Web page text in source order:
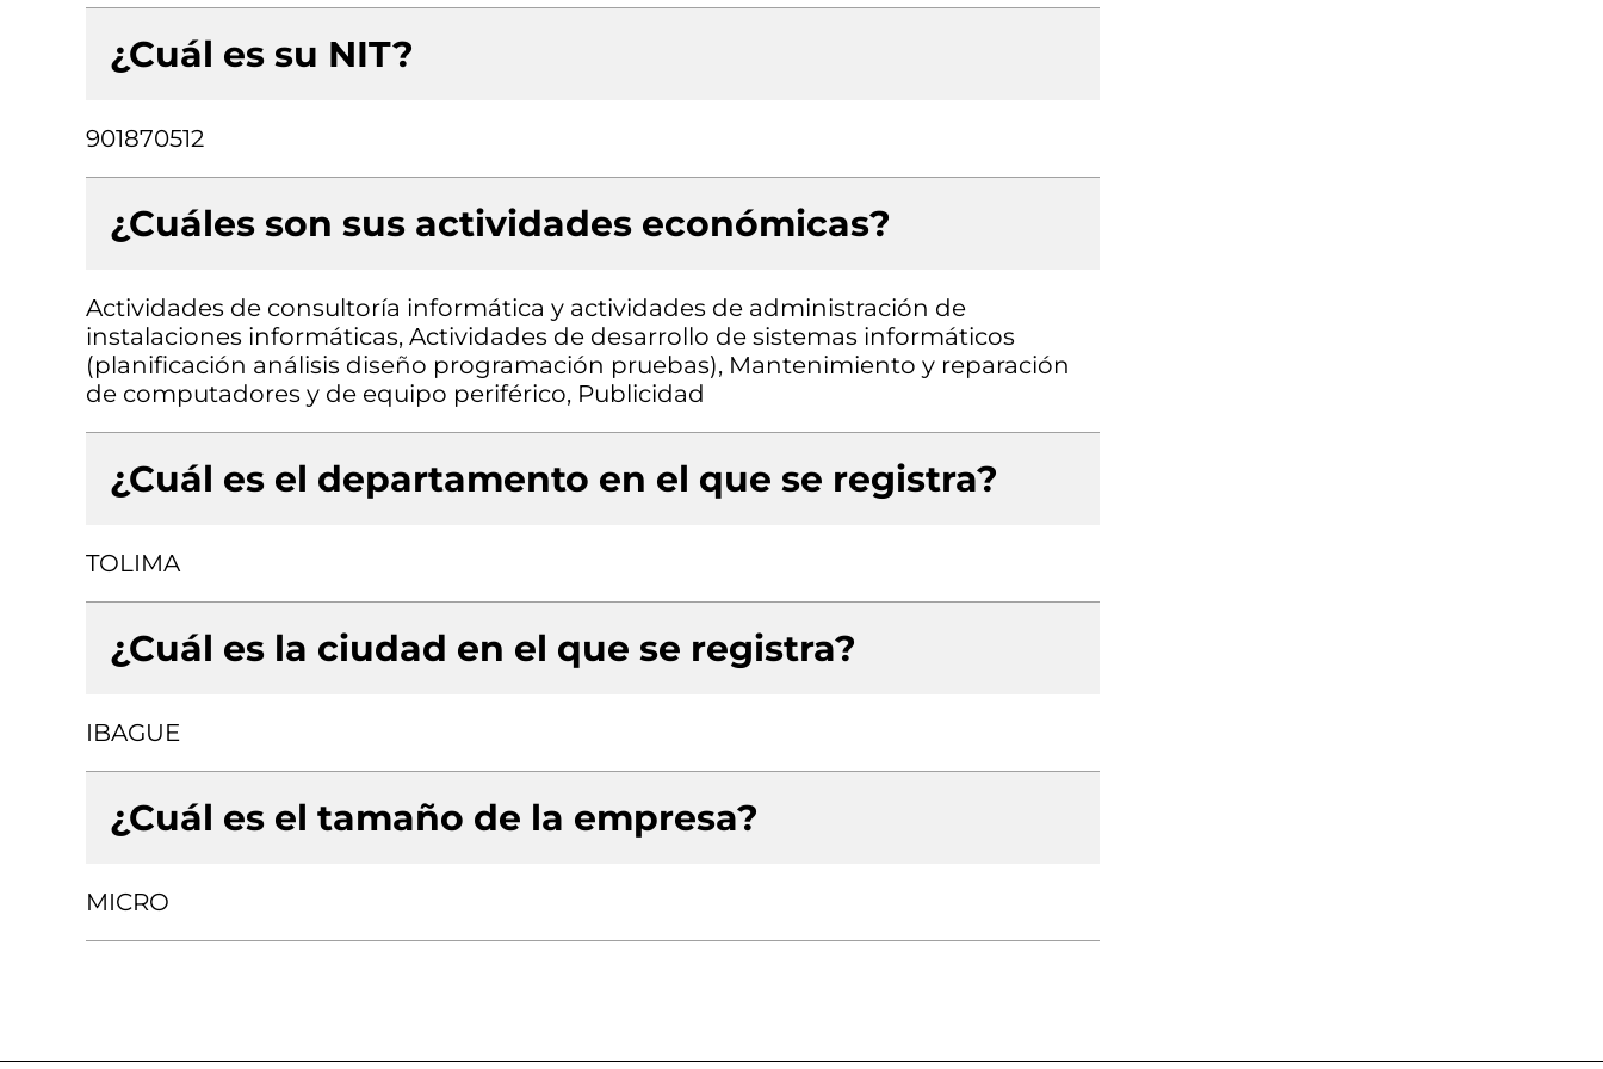
¿Cuál es su NIT?
901870512
¿Cuáles son sus actividades económicas?
Actividades de consultoría informática y actividades de administración de
instalaciones informáticas, Actividades de desarrollo de sistemas informáticos
(planificación análisis diseño programación pruebas), Mantenimiento y reparación
de computadores y de equipo periférico, Publicidad
¿Cuál es el departamento en el que se registra?
TOLIMA
¿Cuál es la ciudad en el que se registra?
IBAGUE
¿Cuál es el tamaño de la empresa?
MICRO